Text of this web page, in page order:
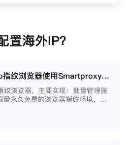
置海外IP？
Hubstudio指纹浏览器使用Smartproxy教程
纹浏览器，主要实现：批量管理账
量永久免费的浏览器指纹环境，并